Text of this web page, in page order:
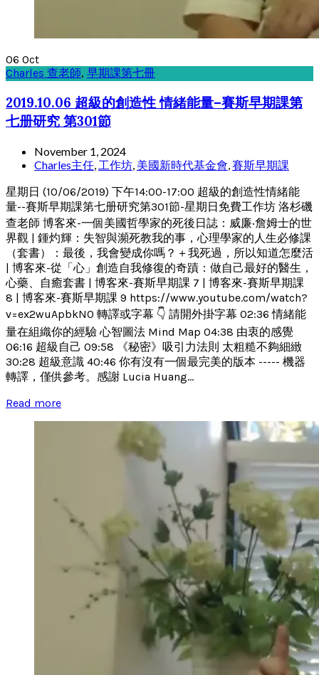
06 Oct
Charles 查老師, 早期課第七冊
2019.10.06 超級的創造性 情緒能量–賽斯早期課第
七册研究 第301節
November 1, 2024
Charles主任, 工作坊, 美國新時代基金會,賽斯早期課
星期日 (10/06/2019) 下午14:00-17:00 超級的創造性情緒能
量--賽斯早期課第七册研究第301節-星期日免費工作坊 洛杉磯
查老師 博客來-一個美國哲學家的死後日誌：威廉‧詹姆士的世
界觀 | 鍾灼輝：失智與瀕死教我的事，心理學家的人生必修課
（套書）：最後，我會變成你嗎？＋我死過，所以知道怎麼活
| 博客來-從「心」創造自我修復的奇蹟：做自己最好的醫生，
心藥、自癒套書 | 博客來-賽斯早期課 7 | 博客來-賽斯早期課
8 | 博客來-賽斯早期課 9 https://www.youtube.com/watch?
v=ex2wuApbkN0 轉譯或字幕 👇 請開外掛字幕 02:36 情緒能
量在組織你的經驗 心智圖法 Mind Map 04:38 由衷的感覺
06:16 超級自己 09:58 《秘密》吸引力法則 太粗糙不夠細緻
30:28 超級意識 40:46 你有沒有一個最完美的版本 ----- 機器
轉譯，僅供參考。感謝 Lucia Huang...
Read more